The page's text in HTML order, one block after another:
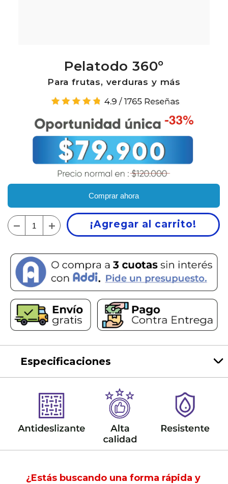
Pelatodo 360º
Para frutas, verduras y más
Comprar ahora
¡Agregar al carrito!
Especificaciones
¿Estás buscando una forma rápida y